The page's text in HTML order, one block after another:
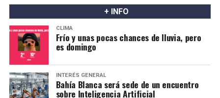
+ INFO
CLIMA
Frío y unas pocas chances de lluvia, pero
es domingo
INTERÉS GENERAL
Bahía Blanca será sede de un encuentro
sobre Inteligencia Artificial